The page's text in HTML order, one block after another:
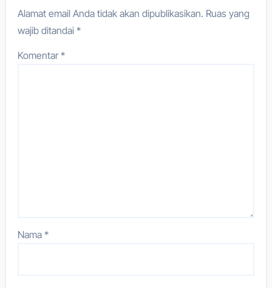
Alamat email Anda tidak akan dipublikasikan. Ruas yang
wajib ditandai*
Komentar*
Nama*